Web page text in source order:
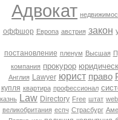
Адвокат
оффшор Европа австрия закон
постановление пленум Высшая
компания прокурор
Англия Lawyer юрист право
купля квартира профессионал
казнь Law Directory Free штат web
великобритания еспч Страсбург